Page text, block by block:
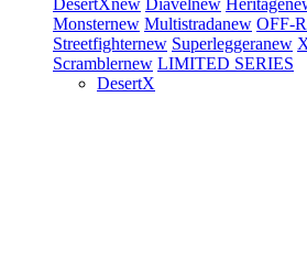
DesertXnew Diavelnew Heritage
Monsternew Multistradanew OFF-
Streetfighternew Superleggeranew
Scramblernew LIMITED SERIES
DesertX